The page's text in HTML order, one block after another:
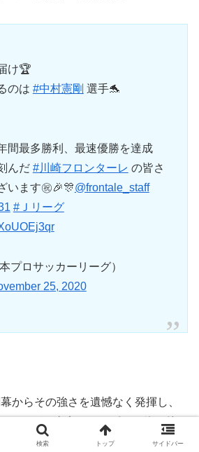
け🏆
のは #中村憲剛 選手🐬
間最多勝利、最速優勝を達成
んだ #川崎フロンターレ の皆さ
います㊗️🎉🎊@frontale_staff
#Ｊリーグ
プロサッカーリーグ）
25, 2020
からその強さを遺憾なく発揮し、
したが、東京オリンピック終了後に
ルフ )や ら主力が抜け、第26
検索 トップ サイドバー